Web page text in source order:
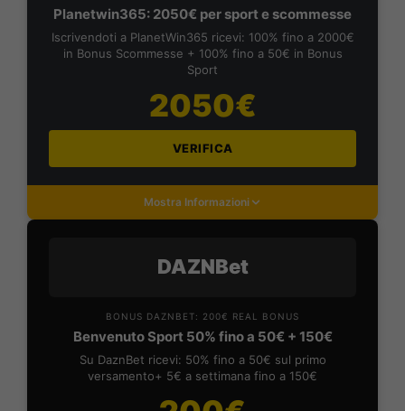
Planetwin365: 2050€ per sport e scommesse
Iscrivendoti a PlanetWin365 ricevi: 100% fino a 2000€
in Bonus Scommesse + 100% fino a 50€ in Bonus
Sport
2050€
VERIFICA
Mostra Informazioni
DAZNBet
BONUS DAZNBET: 200€ REAL BONUS
Benvenuto Sport 50% fino a 50€ + 150€
Su DaznBet ricevi: 50% fino a 50€ sul primo
versamento+ 5€ a settimana fino a 150€